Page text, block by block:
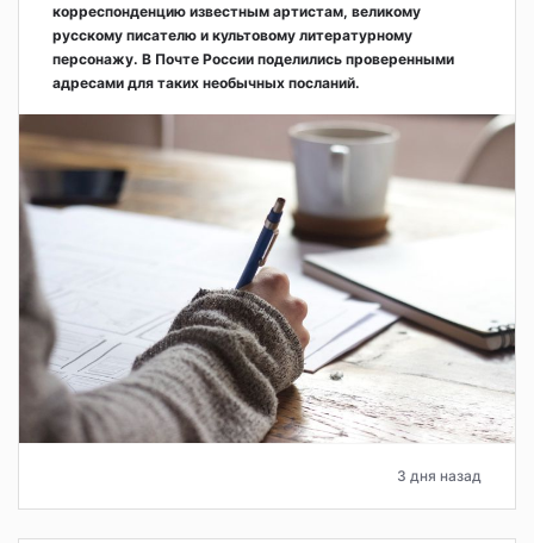
корреспонденцию известным артистам, великому
русскому писателю и культовому литературному
персонажу. В Почте России поделились проверенными
адресами для таких необычных посланий.
3 дня назад